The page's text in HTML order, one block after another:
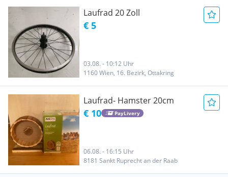
Laufrad 20 Zoll
€ 5
03.08. - 10:12 Uhr
1160 Wien, 16. Bezirk, Ottakring
Laufrad- Hamster 20cm
€ 10 PayLivery
06.08. - 16:15 Uhr
8181 Sankt Ruprecht an der Raab